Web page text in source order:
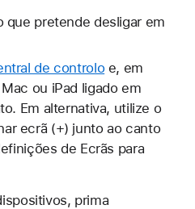
que pretende desligar em
de controloe, em
ou iPad ligado em
Em alternativa, utilize o
ecrã (+) junto ao canto
de Ecrãs para
prima